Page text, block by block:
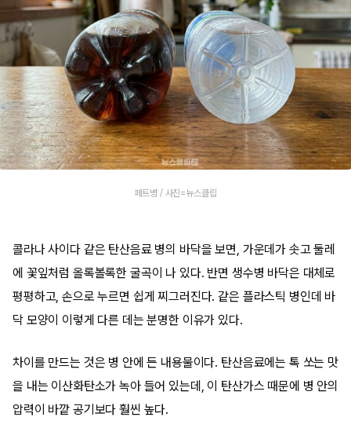
페트병 / 사진=뉴스클립
콜라나 사이다 같은 탄산음료 병의 바닥을 보면, 가운데가 솟고 둘레
에 꽃잎처럼 올록볼록한 굴곡이 나 있다. 반면 생수병 바닥은 대체로
평평하고, 손으로 누르면 쉽게 찌그러진다. 같은 플라스틱 병인데 바
닥 모양이 이렇게 다른 데는 분명한 이유가 있다.
차이를 만드는 것은 병 안에 든 내용물이다. 탄산음료에는 톡 쏘는 맛
을 내는 이산화탄소가 녹아 들어 있는데, 이 탄산가스 때문에 병 안의
압력이 바깥 공기보다 훨씬 높다.